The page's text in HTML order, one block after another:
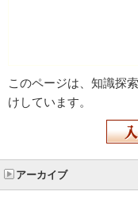
このページは、知識探
けしています。
アーカイブ